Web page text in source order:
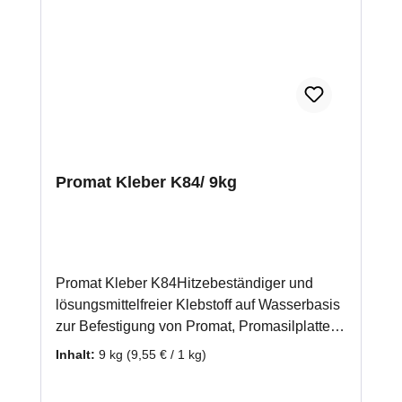
Promat Kleber K84/ 9kg
Promat Kleber K84Hitzebeständiger und
lösungsmittelfreier Klebstoff auf Wasserbasis
zur Befestigung von Promat, Promasilplatten
und Wärmedämmplatten. Auch zur
Inhalt: 9 kg (9,55 € / 1 kg)